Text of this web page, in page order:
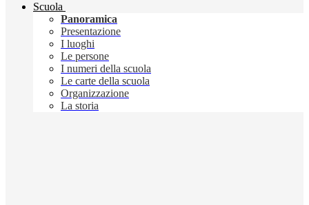
Scuola
Panoramica
Presentazione
I luoghi
Le persone
I numeri della scuola
Le carte della scuola
Organizzazione
La storia